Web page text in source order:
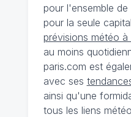
pour l'ensemble
pour la seule
prévisions météo à
au moins
paris.com est
avec ses
ainsi qu'une
tous les liens